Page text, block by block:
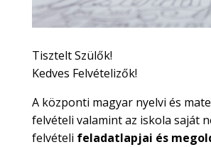
Tisztelt Szülők!
Kedves Felvételizők!
A központi magyar nyelvi és
felvételi valamint az iskola saját
felvételi feladatlapjai és